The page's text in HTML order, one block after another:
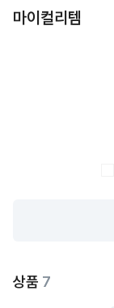
마이컬리템
상품 7